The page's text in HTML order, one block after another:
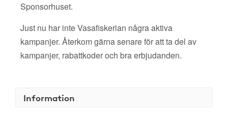
Sponsorhuset.
Just nu har inte Vasafiskerian några aktiva
kampanjer. Återkom gärna senare för att ta del av
kampanjer, rabattkoder och bra erbjudanden.
Information